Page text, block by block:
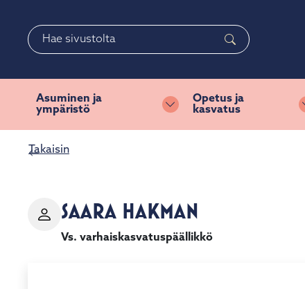
Haku
Asuminen ja
ympäristö
Vaihda alasvetovalikkoa
Opetus ja
kasvatus
Takaisin
SAARA HAKMAN
Vs. varhaiskasvatuspäällikkö